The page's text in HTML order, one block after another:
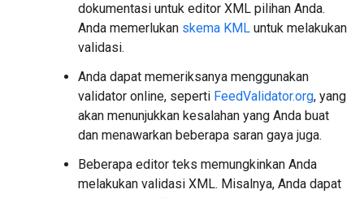
dokumentasi untuk editor XML pilihan Anda.
Anda memerlukan skema KML untuk melakukan
validasi.
Anda dapat memeriksanya menggunakan
validator online, seperti FeedValidator.org, yang
akan menunjukkan kesalahan yang Anda buat
dan menawarkan beberapa saran gaya juga.
Beberapa editor teks memungkinkan Anda
melakukan validasi XML. Misalnya, Anda dapat